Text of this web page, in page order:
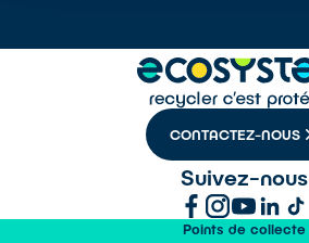
CONTACTEZ-NOUS
Suivez-nous
Points de collecte